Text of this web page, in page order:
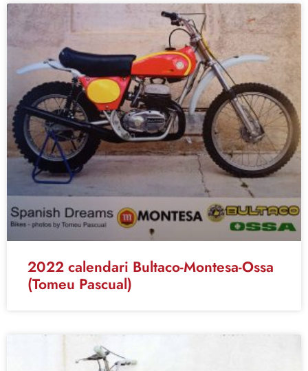
2022 calendari Bultaco-Montesa-Ossa
(Tomeu Pascual)